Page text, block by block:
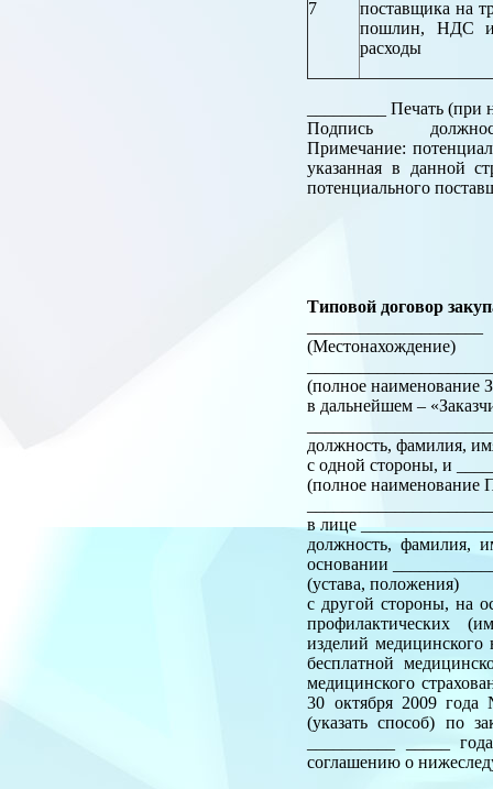
7
поставщика на
пошлин, НДС и
расходы
_________ Печать
Подпись должность,
Примечание:
указанная в данной
потенциального
Типовой договор
(Местонахождение)
(полное наименование
в дальнейшем –
должность, фамилия,
с одной стороны, и
(полное наименование
в лице
должность, фамилия,
основании
(устава, положения)
с другой стороны, на
профилактических
изделий медицинского
бесплатной
медицинского
30 октября 2009 года
(указать способ) по
__________ _____
соглашению о